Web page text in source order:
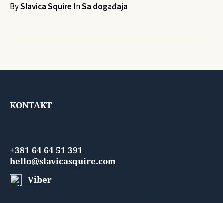
BySlavica Squire InSa događaja
KONTAKT
+381 64 64 51 391
hello@slavicasquire.com
Viber